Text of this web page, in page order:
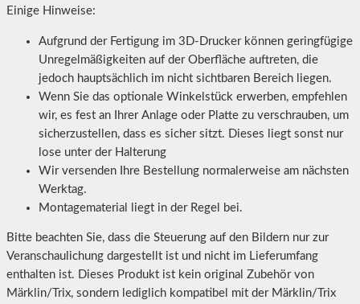
Einige Hinweise:
Aufgrund der Fertigung im 3D-Drucker können geringfügige
Unregelmäßigkeiten auf der Oberfläche auftreten, die
jedoch hauptsächlich im nicht sichtbaren Bereich liegen.
Wenn Sie das optionale Winkelstück erwerben, empfehlen
wir, es fest an Ihrer Anlage oder Platte zu verschrauben, um
sicherzustellen, dass es sicher sitzt. Dieses liegt sonst nur
lose unter der Halterung
Wir versenden Ihre Bestellung normalerweise am nächsten
Werktag.
Montagematerial liegt in der Regel bei.
Bitte beachten Sie, dass die Steuerung auf den Bildern nur zur
Veranschaulichung dargestellt ist und nicht im Lieferumfang
enthalten ist. Dieses Produkt ist kein original Zubehör von
Märklin/Trix, sondern lediglich kompatibel mit der Märklin/Trix